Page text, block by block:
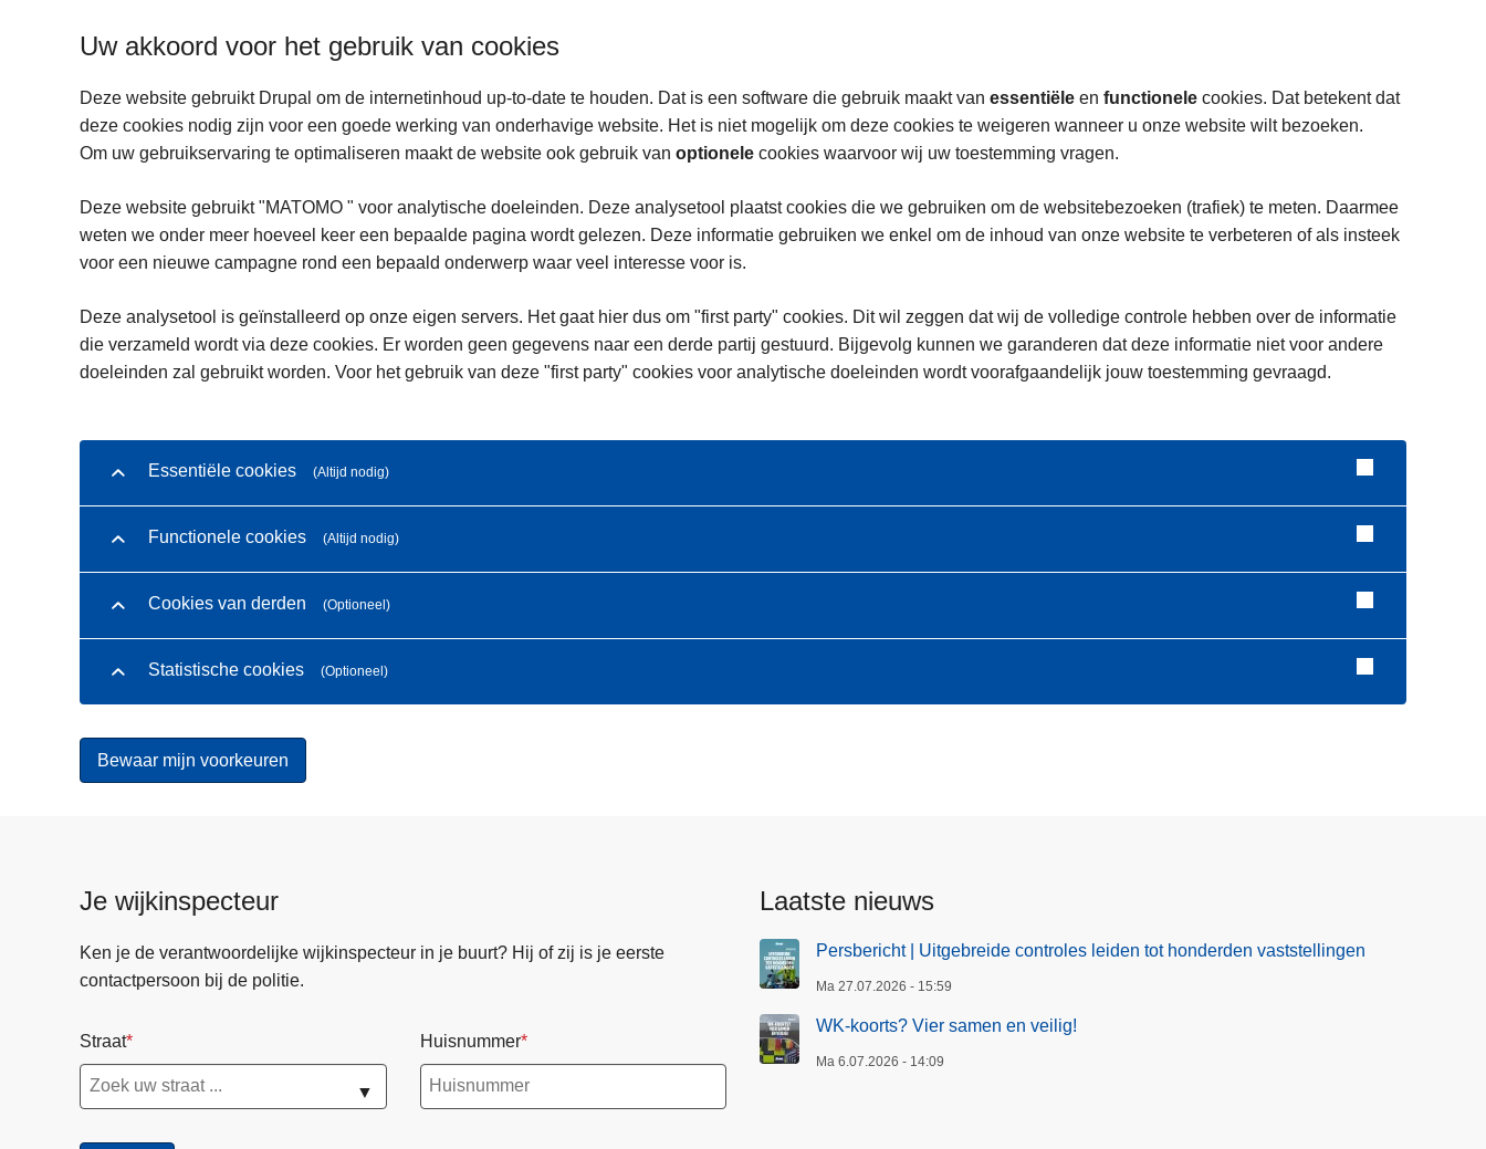
Uw akkoord voor het gebruik van cookies
Deze website gebruikt Drupal om de internetinhoud up-to-date te houden. Dat is een software die gebruik maakt van essentiële en functionele cookies. Dat betekent dat
deze cookies nodig zijn voor een goede werking van onderhavige website. Het is niet mogelijk om deze cookies te weigeren wanneer u onze website wilt bezoeken.
Om uw gebruikservaring te optimaliseren maakt de website ook gebruik van optionele cookies waarvoor wij uw toestemming vragen.
Deze website gebruikt "MATOMO " voor analytische doeleinden. Deze analysetool plaatst cookies die we gebruiken om de websitebezoeken (trafiek) te meten. Daarmee
weten we onder meer hoeveel keer een bepaalde pagina wordt gelezen. Deze informatie gebruiken we enkel om de inhoud van onze website te verbeteren of als insteek
voor een nieuwe campagne rond een bepaald onderwerp waar veel interesse voor is.
Deze analysetool is geïnstalleerd op onze eigen servers. Het gaat hier dus om "first party" cookies. Dit wil zeggen dat wij de volledige controle hebben over de informatie
die verzameld wordt via deze cookies. Er worden geen gegevens naar een derde partij gestuurd. Bijgevolg kunnen we garanderen dat deze informatie niet voor andere
doeleinden zal gebruikt worden. Voor het gebruik van deze "first party" cookies voor analytische doeleinden wordt voorafgaandelijk jouw toestemming gevraagd.
Essentiële cookies (Altijd nodig)
Functionele cookies (Altijd nodig)
Cookies van derden (Optioneel)
Statistische cookies (Optioneel)
Je wijkinspecteur
Ken je de verantwoordelijke wijkinspecteur in je buurt? Hij of zij is je eerste
contactpersoon bij de politie.
Straat
▼
Huisnummer
Laatste nieuws
Persbericht | Uitgebreide controles leiden tot honderden vaststellingen
Ma 27.07.2026 - 15:59
WK-koorts? Vier samen en veilig!
Ma 6.07.2026 - 14:09